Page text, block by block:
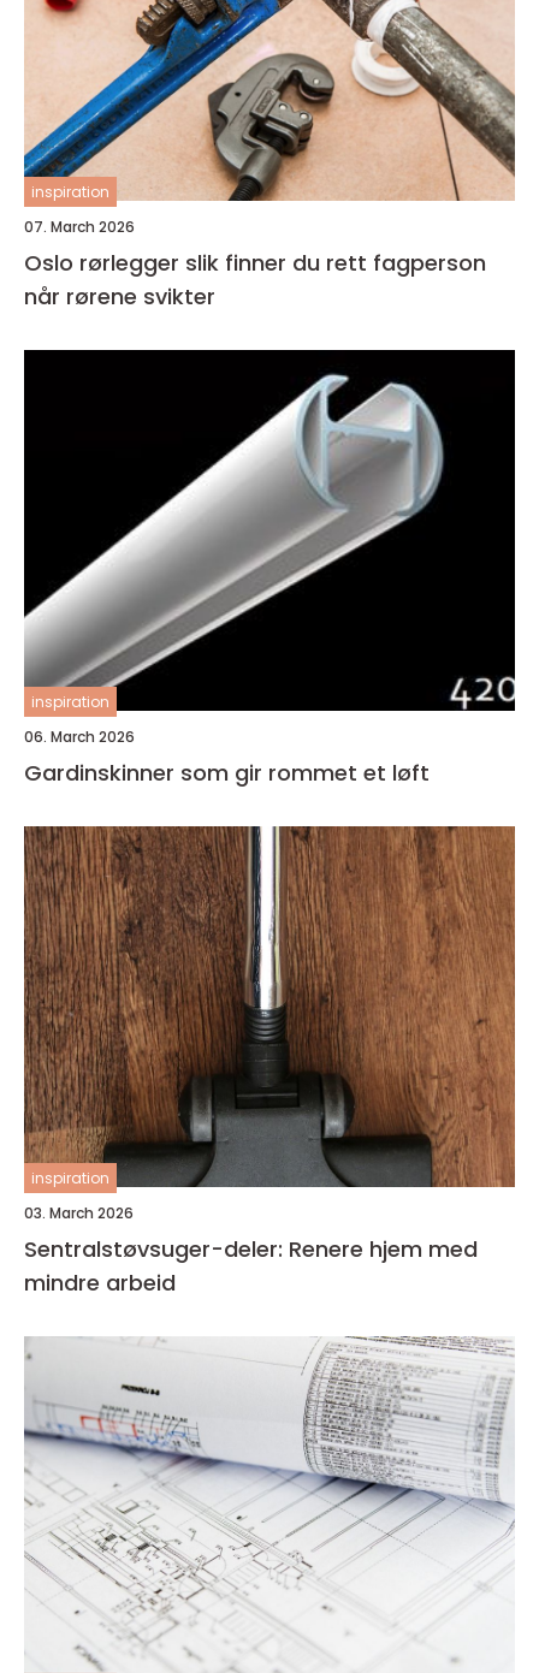
inspiration
07. March 2026
Oslo rørlegger slik finner du rett fagperson
når rørene svikter
inspiration
06. March 2026
Gardinskinner som gir rommet et løft
inspiration
03. March 2026
Sentralstøvsuger-deler: Renere hjem med
mindre arbeid